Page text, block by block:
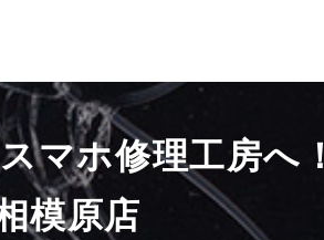
マホ修理工房へ！
模原店